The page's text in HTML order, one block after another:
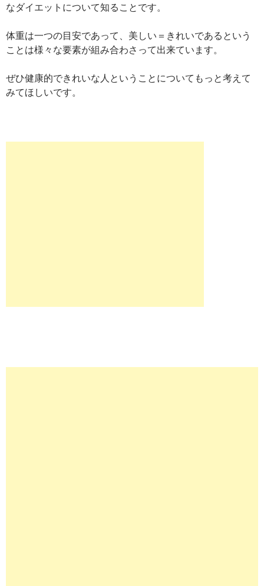
なダイエットについて知ることです。
体重は一つの目安であって、美しい＝きれいであるという
ことは様々な要素が組み合わさって出来ています。
ぜひ健康的できれいな人ということについてもっと考えて
みてほしいです。